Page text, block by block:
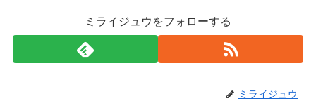
ミライジュウをフォローする
ミライジュウ